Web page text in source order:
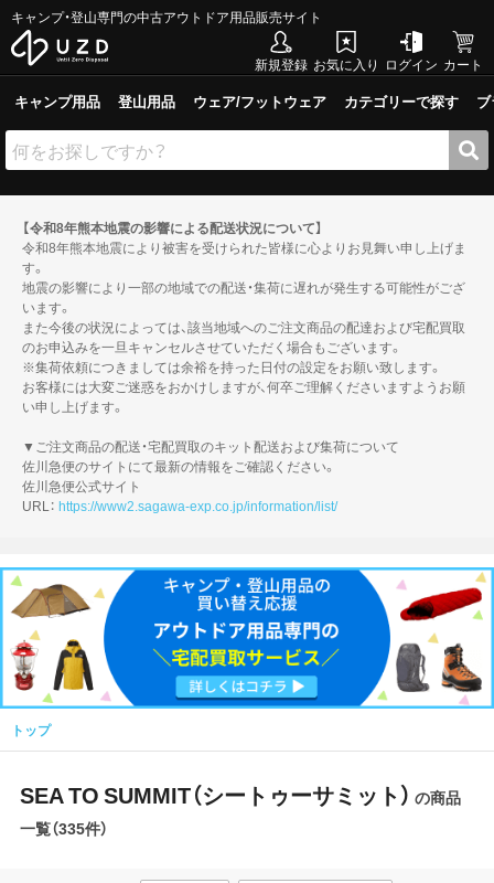
キャンプ・登山専門の中古アウトドア用品販売サイト
新規登録 お気に入り ログイン カート
キャンプ用品 登山用品 ウェア/フットウェア カテゴリーで探す
【令和8年熊本地震の影響による配送状況について】
令和8年熊本地震により被害を受けられた皆様に心よりお見舞い申し上げま
す。
地震の影響により一部の地域での配送・集荷に遅れが発生する可能性がござ
います。
また今後の状況によっては、該当地域へのご注文商品の配達および宅配買取
のお申込みを一旦キャンセルさせていただく場合もございます。
※集荷依頼につきましては余裕を持った日付の設定をお願い致します。
お客様には大変ご迷惑をおかけしますが、何卒ご理解くださいますようお願
い申し上げます。
▼ご注文商品の配送・宅配買取のキット配送および集荷について
佐川急便のサイトにて最新の情報をご確認ください。
佐川急便公式サイト
URL： https://www2.sagawa-exp.co.jp/information/list/
トップ
SEA TO SUMMIT（シートゥーサミット） の商品
一覧（335件）